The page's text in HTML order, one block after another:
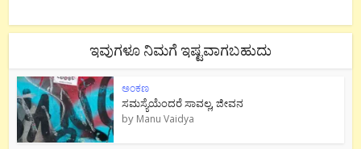
ಇವುಗಳೂ ನಿಮಗೆ ಇಷ್ಟವಾಗಬಹುದು
ಅಂಕಣ
ಸಮಸ್ಯೆಯೆಂದರೆ ಸಾವಲ್ಲ, ಜೀವನ
by Manu Vaidya